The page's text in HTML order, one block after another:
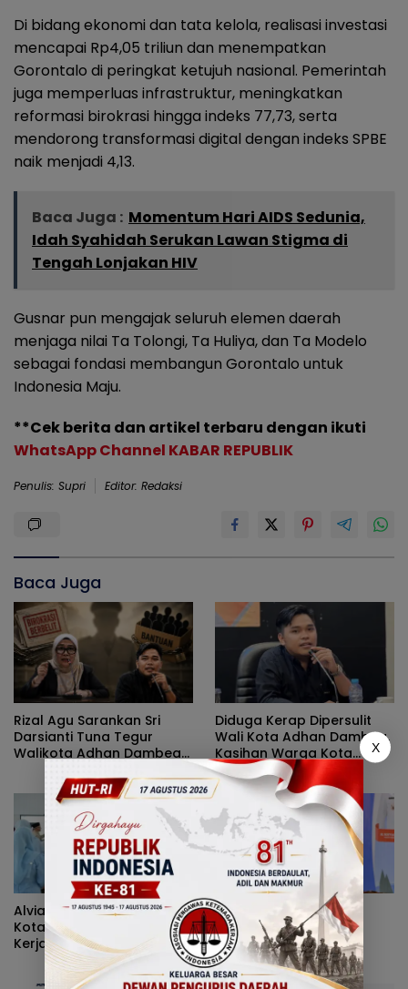
Di bidang ekonomi dan tata kelola, realisasi investasi
mencapai Rp4,05 triliun dan menempatkan
Gorontalo di peringkat ketujuh nasional. Pemerintah
juga memperluas infrastruktur, meningkatkan
reformasi birokrasi hingga indeks 77,73, serta
mendorong transformasi digital dengan indeks SPBE
naik menjadi 4,13.
Baca Juga : Momentum Hari AIDS Sedunia,
Idah Syahidah Serukan Lawan Stigma di
Tengah Lonjakan HIV
Gusnar pun mengajak seluruh elemen daerah
menjaga nilai Ta Tolongi, Ta Huliya, dan Ta Modelo
sebagai fondasi membangun Gorontalo untuk
Indonesia Maju.
**Cek berita dan artikel terbaru dengan ikuti
WhatsApp Channel KABAR REPUBLIK
Penulis: Supri Editor: Redaksi
Baca Juga
Rizal Agu Sarankan Sri
Darsianti Tuna Tegur
Walikota Adhan Dambea
Kumperindag Pemprov
Gorontalo
Diduga Kerap Dipersulit
Wali Kota Adhan Dambea,
Kasihan Warga Kota
Gorontalo Jarang Dapat
Bantuan Pemprov
Alvian Mato Sindir Wali
Kota: Terlalu Banyak Kritik,
Kerja Nyata Lebih Dinanti
Masyarakat
Cegah Gangguan
Pernapasan Selama
Kemarau, Dinkes
Kabupaten Gorontalo
Gencarkan Pembagian
X